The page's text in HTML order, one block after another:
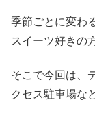
季節ごとに変わ
スイーツ好きの
そこで今回は、
クセス駐車場な